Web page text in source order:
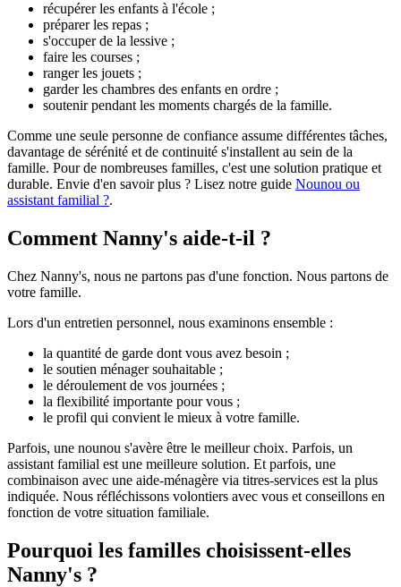
récupérer les enfants à l'école ;
préparer les repas ;
s'occuper de la lessive ;
faire les courses ;
ranger les jouets ;
garder les chambres des enfants en ordre ;
soutenir pendant les moments chargés de la famille.
Comme une seule personne de confiance assume différentes tâches,
davantage de sérénité et de continuité s'installent au sein de la
famille. Pour de nombreuses familles, c'est une solution pratique et
durable. Envie d'en savoir plus ? Lisez notre guide Nounou ou
assistant familial ?.
Comment Nanny's aide-t-il ?
Chez Nanny's, nous ne partons pas d'une fonction. Nous partons de
votre famille.
Lors d'un entretien personnel, nous examinons ensemble :
la quantité de garde dont vous avez besoin ;
le soutien ménager souhaitable ;
le déroulement de vos journées ;
la flexibilité importante pour vous ;
le profil qui convient le mieux à votre famille.
Parfois, une nounou s'avère être le meilleur choix. Parfois, un
assistant familial est une meilleure solution. Et parfois, une
combinaison avec une aide-ménagère via titres-services est la plus
indiquée. Nous réfléchissons volontiers avec vous et conseillons en
fonction de votre situation familiale.
Pourquoi les familles choisissent-elles
Nanny's ?